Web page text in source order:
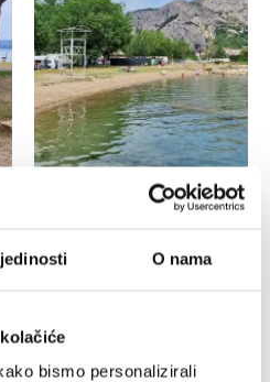
O nama
bismo personalizirali